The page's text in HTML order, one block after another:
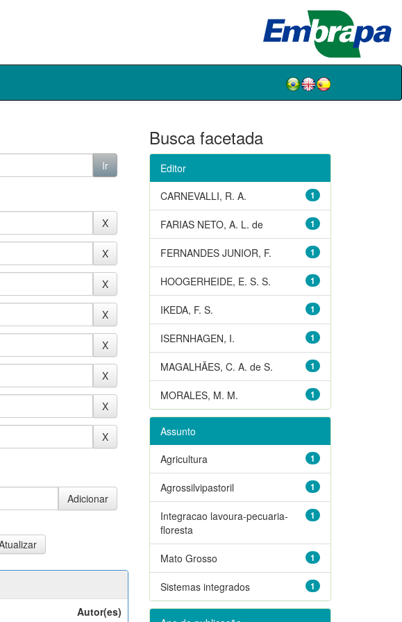
Autor(es)
Busca facetada
Editor
1
CARNEVALLI, R. A.
1
FARIAS NETO, A. L. de
1
FERNANDES JUNIOR, F.
1
HOOGERHEIDE, E. S. S.
1
IKEDA, F. S.
1
ISERNHAGEN, I.
1
MAGALHÃES, C. A. de S.
1
MORALES, M. M.
Assunto
1
Agricultura
1
Agrossilvipastoril
1
Integracao lavoura-pecuaria-
floresta
1
Mato Grosso
1
Sistemas integrados